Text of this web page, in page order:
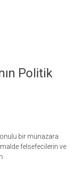
Politik
bir münazara
felsefecilerin ve